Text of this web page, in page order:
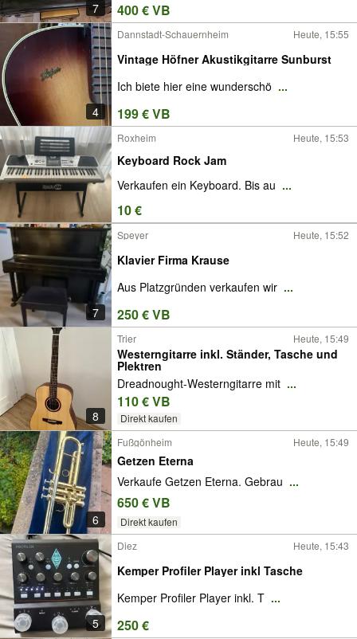
7 400 € VB
4
Dannstadt-Schauernheim Heute, 15:55
Vintage Höfner Akustikgitarre Sunburst
Ich biete hier eine wunderschö ...
199 € VB
Roxheim Heute, 15:53
Keyboard Rock Jam
Verkaufen ein Keyboard. Bis au ...
10 €
7
Speyer Heute, 15:52
Klavier Firma Krause
Aus Platzgründen verkaufen wir ...
250 € VB
8
Trier Heute, 15:49
Westerngitarre inkl. Ständer, Tasche und
Plektren
Dreadnought-Westerngitarre mit ...
110 € VB
Direkt kaufen
6
Fußgönheim Heute, 15:49
Getzen Eterna
Verkaufe Getzen Eterna. Gebrau ...
650 € VB
Direkt kaufen
5
Diez Heute, 15:43
Kemper Profiler Player inkl Tasche
Kemper Profiler Player inkl. T ...
250 €